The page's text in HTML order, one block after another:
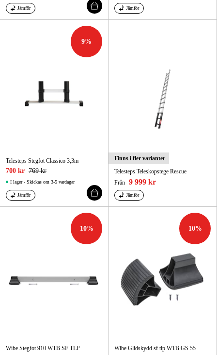
Jämför Jämför
9%
Telesteps Stegfot Classico 3,3m
700 kr 769 kr
I lager - Skickas om 3-5 vardagar
Jämför
Finns i fler varianter
Telesteps Teleskopstege Rescue
Från 9 999 kr
Jämför
10%
Wibe Stegfot 910 WTB SF TLP
10%
Wibe Glidskydd sf tlp WTB GS 55